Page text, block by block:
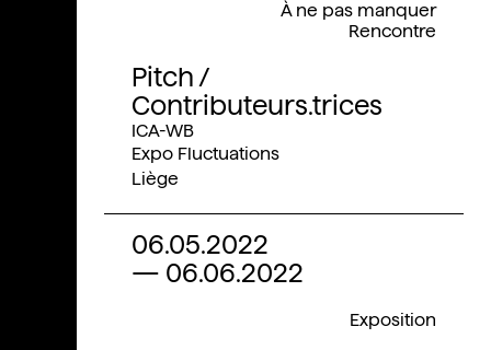
Pitch /
Contributeurs.trices
À ne pas manquer
Rencontre
ICA-WB
Expo Fluctuations
Liège
06.05.2022
— 06.06.2022
Exposition